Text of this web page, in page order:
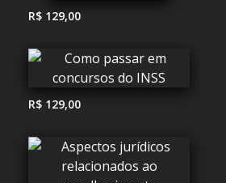
R$ 129,00
R$ 129,00